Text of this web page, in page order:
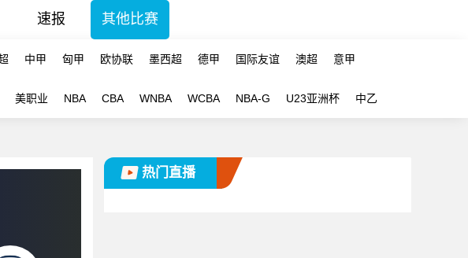
速报 其他比赛
中甲 匈甲 欧协联 墨西超 德甲 国际友谊 澳超 意甲
美职业 NBA CBA WNBA WCBA NBA-G U23亚洲杯 中乙
热门直播